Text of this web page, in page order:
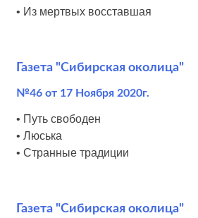
• Из мертвых восставшая
Газета "Сибирская околица"
№46 от 17 Ноября 2020г.
• Путь свободен
• Люська
• Странные традиции
Газета "Сибирская околица"